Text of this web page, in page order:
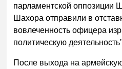
парламентской
Шахора отправили в
вовлеченность офицера
политическую
После выхода на